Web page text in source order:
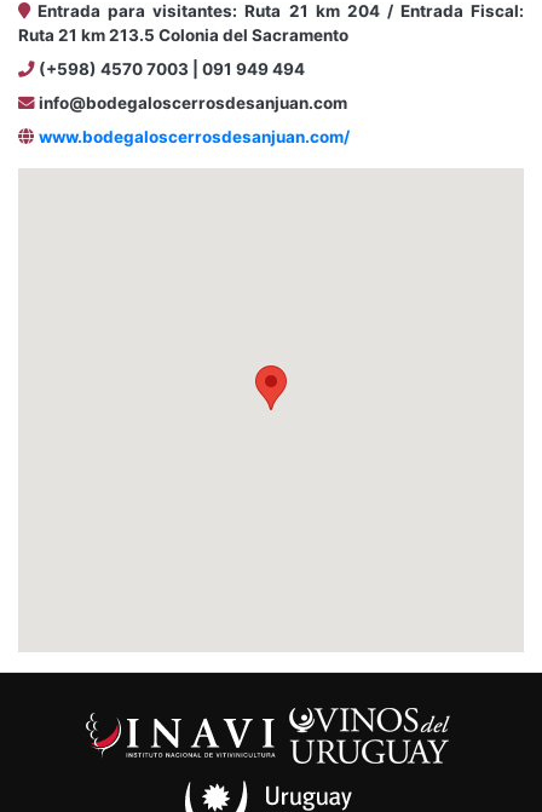
Entrada para visitantes: Ruta 21 km 204 / Entrada Fiscal:
Ruta 21 km 213.5 Colonia del Sacramento
(+598) 4570 7003 | 091 949 494
info@bodegaloscerrosdesanjuan.com
www.bodegaloscerrosdesanjuan.com/